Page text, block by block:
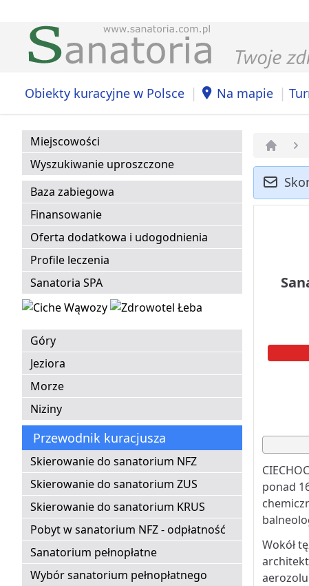
Obiekty kuracyjne w Polsce | Na mapie |
Miejscowości
Wyszukiwanie uproszczone
Baza zabiegowa
Finansowanie
Oferta dodatkowa i udogodnienia
Profile leczenia
Sanatoria SPA
Góry
Jeziora
Morze
Niziny
Przewodnik kuracjusza
Skierowanie do sanatorium NFZ
Skierowanie do sanatorium ZUS
Skierowanie do sanatorium KRUS
Pobyt w sanatorium NFZ - odpłatność
Sanatorium pełnopłatne
Wybór sanatorium pełnopłatnego
ponad
Wokół